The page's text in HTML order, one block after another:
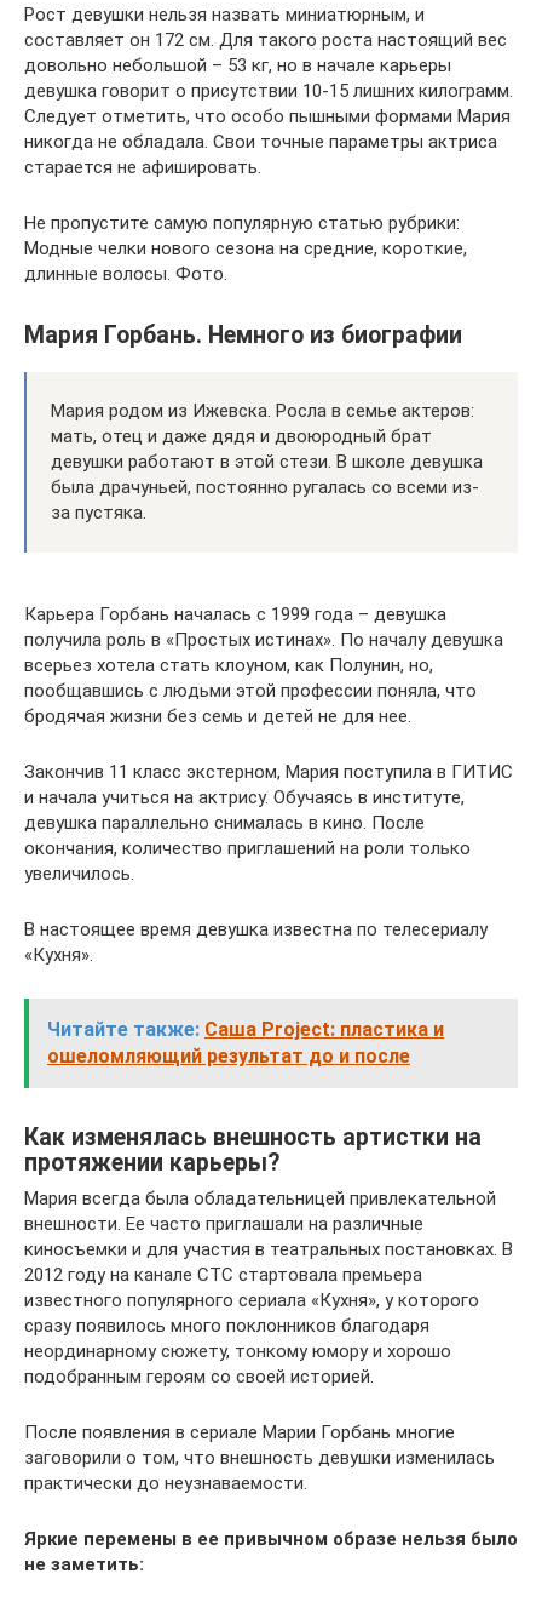
Рост девушки нельзя назвать миниатюрным, и
составляет он 172 см. Для такого роста настоящий вес
довольно небольшой – 53 кг, но в начале карьеры
девушка говорит о присутствии 10-15 лишних килограмм.
Следует отметить, что особо пышными формами Мария
никогда не обладала. Свои точные параметры актриса
старается не афишировать.
Не пропустите самую популярную статью рубрики:
Модные челки нового сезона на средние, короткие,
длинные волосы. Фото.
Мария Горбань. Немного из биографии
Мария родом из Ижевска. Росла в семье актеров:
мать, отец и даже дядя и двоюродный брат
девушки работают в этой стези. В школе девушка
была драчуньей, постоянно ругалась со всеми из-
за пустяка.
Карьера Горбань началась с 1999 года – девушка
получила роль в «Простых истинах». По началу девушка
всерьез хотела стать клоуном, как Полунин, но,
пообщавшись с людьми этой профессии поняла, что
бродячая жизни без семь и детей не для нее.
Закончив 11 класс экстерном, Мария поступила в ГИТИС
и начала учиться на актрису. Обучаясь в институте,
девушка параллельно снималась в кино. После
окончания, количество приглашений на роли только
увеличилось.
В настоящее время девушка известна по телесериалу
«Кухня».
Читайте также: Саша Project: пластика и
ошеломляющий результат до и после
Как изменялась внешность артистки на
протяжении карьеры?
Мария всегда была обладательницей привлекательной
внешности. Ее часто приглашали на различные
киносъемки и для участия в театральных постановках. В
2012 году на канале СТС стартовала премьера
известного популярного сериала «Кухня», у которого
сразу появилось много поклонников благодаря
неординарному сюжету, тонкому юмору и хорошо
подобранным героям со своей историей.
После появления в сериале Марии Горбань многие
заговорили о том, что внешность девушки изменилась
практически до неузнаваемости.
Яркие перемены в ее привычном образе нельзя было
не заметить: